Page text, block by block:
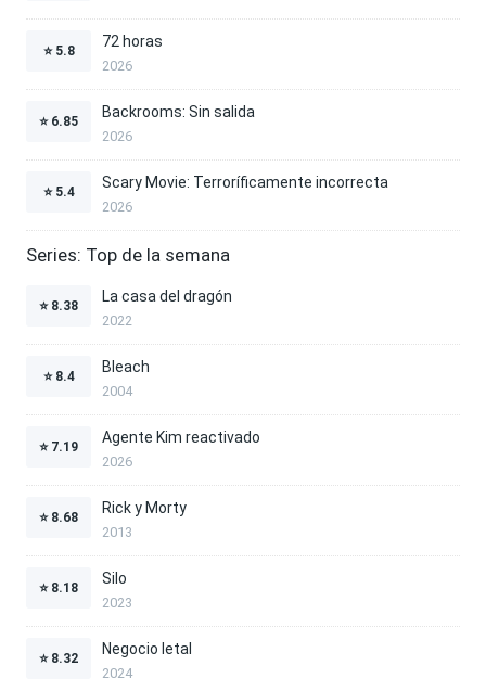
⭐ 5.8
72 horas
2026
⭐ 6.85
Backrooms: Sin salida
2026
⭐ 5.4
Scary Movie: Terroríficamente incorrecta
2026
Series: Top de la semana
⭐ 8.38
La casa del dragón
2022
⭐ 8.4
Bleach
2004
⭐ 7.19
Agente Kim reactivado
2026
⭐ 8.68
Rick y Morty
2013
⭐ 8.18
Silo
2023
⭐ 8.32
Negocio letal
2024